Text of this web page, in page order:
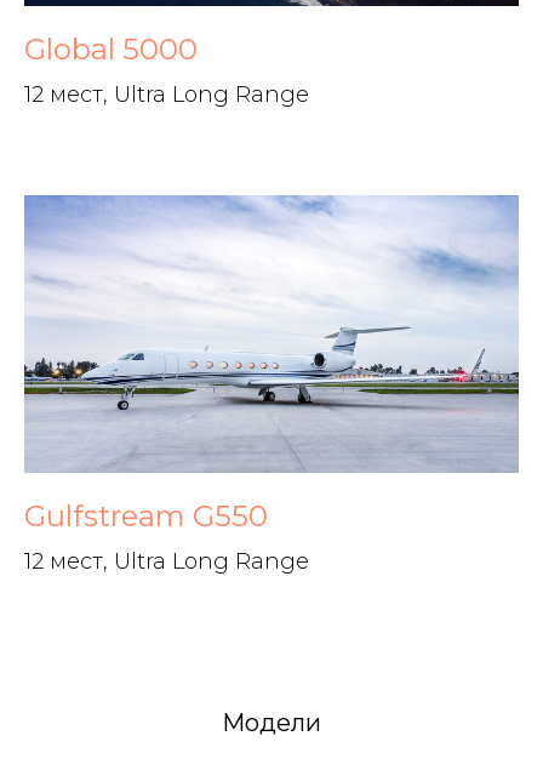
Global 5000
12 мест, Ultra Long Range
Gulfstream G550
12 мест, Ultra Long Range
Модели